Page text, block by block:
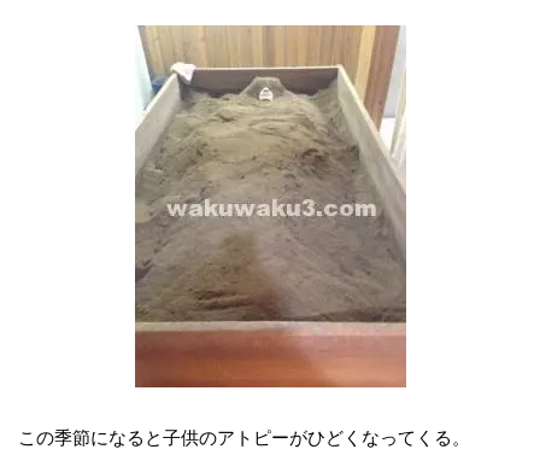
この季節になると子供のアトピーがひどくなってくる。